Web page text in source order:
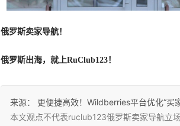
俄罗斯卖家导航！
俄罗斯出海，就上RuClub123！
来源：
更便捷高效！Wildberries平台优化“买
本文观点不代表ruclub123俄罗斯卖家导航立